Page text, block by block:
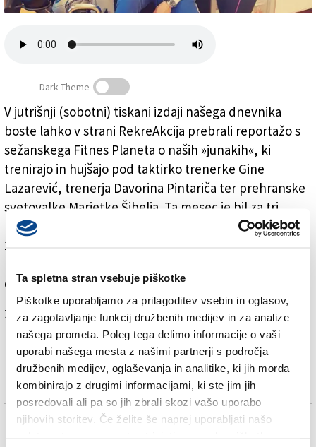
Ta spletna stran vsebuje piškotke
Piškotke uporabljamo za prilagoditev vsebin in oglasov,
za zagotavljanje funkcij družbenih medijev in za analize
našega prometa. Poleg tega delimo informacije o vaši
uporabi našega mesta z našimi partnerji s področja
družbenih medijev, oglaševanja in analitike, ki jih morda
kombinirajo z drugimi informacijami, ki ste jim jih
posredovali ali pa so jih zbrali skozi vašo uporabo
njihovih storitev. Če želite še naprej uporabljati našo
Založnik
Postani fit tudi ti 2.0: v glavnem gre, toda ...
Dark Theme
V jutrišnji (sobotni) tiskani izdaji našega dnevnika
boste lahko v strani RekreAkcija prebrali reportažo s
sežanskega Fitnes Planeta o naših »junakih«, ki
trenirajo in hujšajo pod taktirko trenerke Gine
Lazarević, trenerja Davorina Pintariča ter prehranske
svetovalke Marjetke Šibelja. Ta mesec je bil za tri
kandidate, ki nastopajo v naši akciji Postani fit tudi ti
2.0, pozitiven. Za eno pa ni šlo vse po načrtih. Več
dnevnika.
Za branje in pisanje komentarjevje potrebna prijava